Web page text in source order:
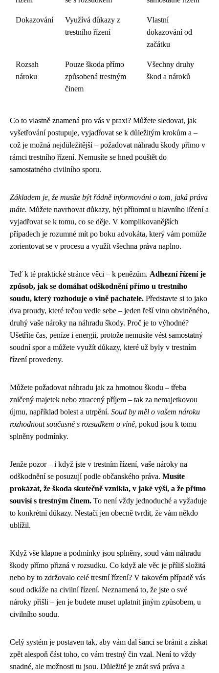
Dokazování
Využívá důkazy z
trestního řízení
Vlastní
dokazování od
začátku
Rozsah
nároku
Pouze škoda přímo
způsobená trestným
činem
Všechny druhy
škod a nároků
Co to vlastně znamená pro vás v praxi? Můžete sledovat, jak
vyšetřování postupuje, vyjadřovat se k důležitým krokům a –
což je možná nejdůležitější – požadovat náhradu škody přímo v
rámci trestního řízení. Nemusíte se hned pouštět do
samostatného civilního sporu.
Základem je, že musíte být řádně informováni o tom, jaká práva
máte. Můžete navrhovat důkazy, být přítomni u hlavního líčení a
vyjadřovat se k tomu, co se děje. V komplikovanějších
případech je rozumné mít po boku advokáta, který vám pomůže
zorientovat se v procesu a využít všechna práva naplno.
Teď k té praktické stránce věci – k penězům. Adhezní řízení je
způsob, jak se domáhat odškodnění přímo u trestního
soudu, který rozhoduje o vině pachatele. Představte si to jako
dva proudy, které tečou vedle sebe – jeden řeší vinu obviněného,
druhý vaše nároky na náhradu škody. Proč je to výhodné?
Ušetříte čas, peníze i energii, protože nemusíte vést samostatný
soudní spor a můžete využít důkazy, které už byly v trestním
řízení provedeny.
Můžete požadovat náhradu jak za hmotnou škodu – třeba
zničený majetek nebo ztracený příjem – tak za nemajetkovou
újmu, například bolest a utrpění. Soud by měl o vašem nároku
rozhodnout současně s rozsudkem o vině, pokud jsou k tomu
splněny podmínky.
Jenže pozor – i když jste v trestním řízení, vaše nároky na
odškodnění se posuzují podle občanského práva. Musíte
prokázat, že škoda skutečně vznikla, v jaké výši, a že přímo
souvisí s trestným činem. To není vždy jednoduché a vyžaduje
to konkrétní důkazy. Nestačí jen obecně tvrdit, že vám někdo
ublížil.
Když vše klapne a podmínky jsou splněny, soud vám náhradu
škody přímo přizná v rozsudku. Co když ale věc je příliš složitá
nebo by to zdržovalo celé trestní řízení? V takovém případě vás
soud odkáže na civilní řízení. Neznamená to, že jste o své
nároky přišli – jen je budete muset uplatnit jiným způsobem, u
civilního soudu.
Celý systém je postaven tak, aby vám dal šanci se bránit a získat
zpět alespoň část toho, co vám trestný čin vzal. Není to vždy
snadné, ale možnosti tu jsou. Důležité je znát svá práva a